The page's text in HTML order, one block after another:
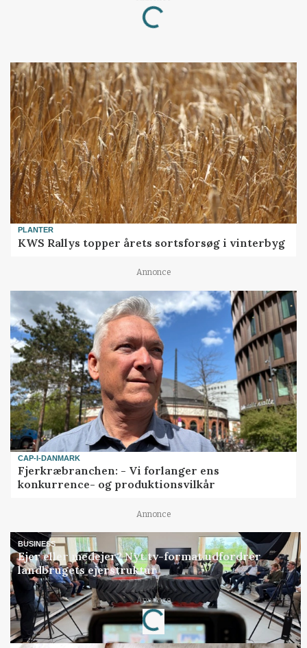
PLANTER
KWS Rallys topper årets sortsforsøg i vinterbyg
Annonce
CAP-I-DANMARK
Fjerkræbranchen: - Vi forlanger ens
konkurrence- og produktionsvilkår
Annonce
BUSINESS
Ejer eller medejer? Nyt tv-format udfordrer
landbrugets ejerstruktur
Annonce
Loading...